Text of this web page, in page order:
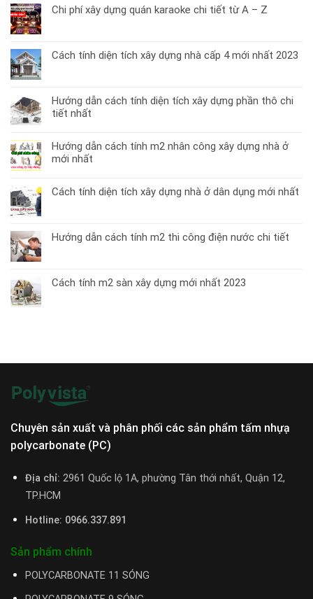
phủ
thái
nhất
Chi phí xây dựng quán karaoke chi tiết từ A – Z
Cách tính diện tích xây dựng nhà cấp 4 mới nhất 2023
Hướng dẫn cách tính diện tích xây dựng phần thô chi
tiết nhất
Hướng dẫn cách tính m2 nhân công xây dựng nhà ở
mới nhất
Cách tính diện tích xây dựng nhà ở dân dụng mới nhất
Hướng dẫn cách tính m2 thi công điện nước chi tiết
Cách tính m2 sàn xây dựng mới nhất 2023
Chuyên sản xuất và phân phối các sản phẩm tấm nhựạ
polycarbonate (PC)
Địa chỉ: 2961 Quốc lộ 1A, phường Tân thới nhất, Quận 12,
TP.HCM
Hotline: 0966.337.891
Sản phẩm chính
POLYCARBONATE 11 SÓNG